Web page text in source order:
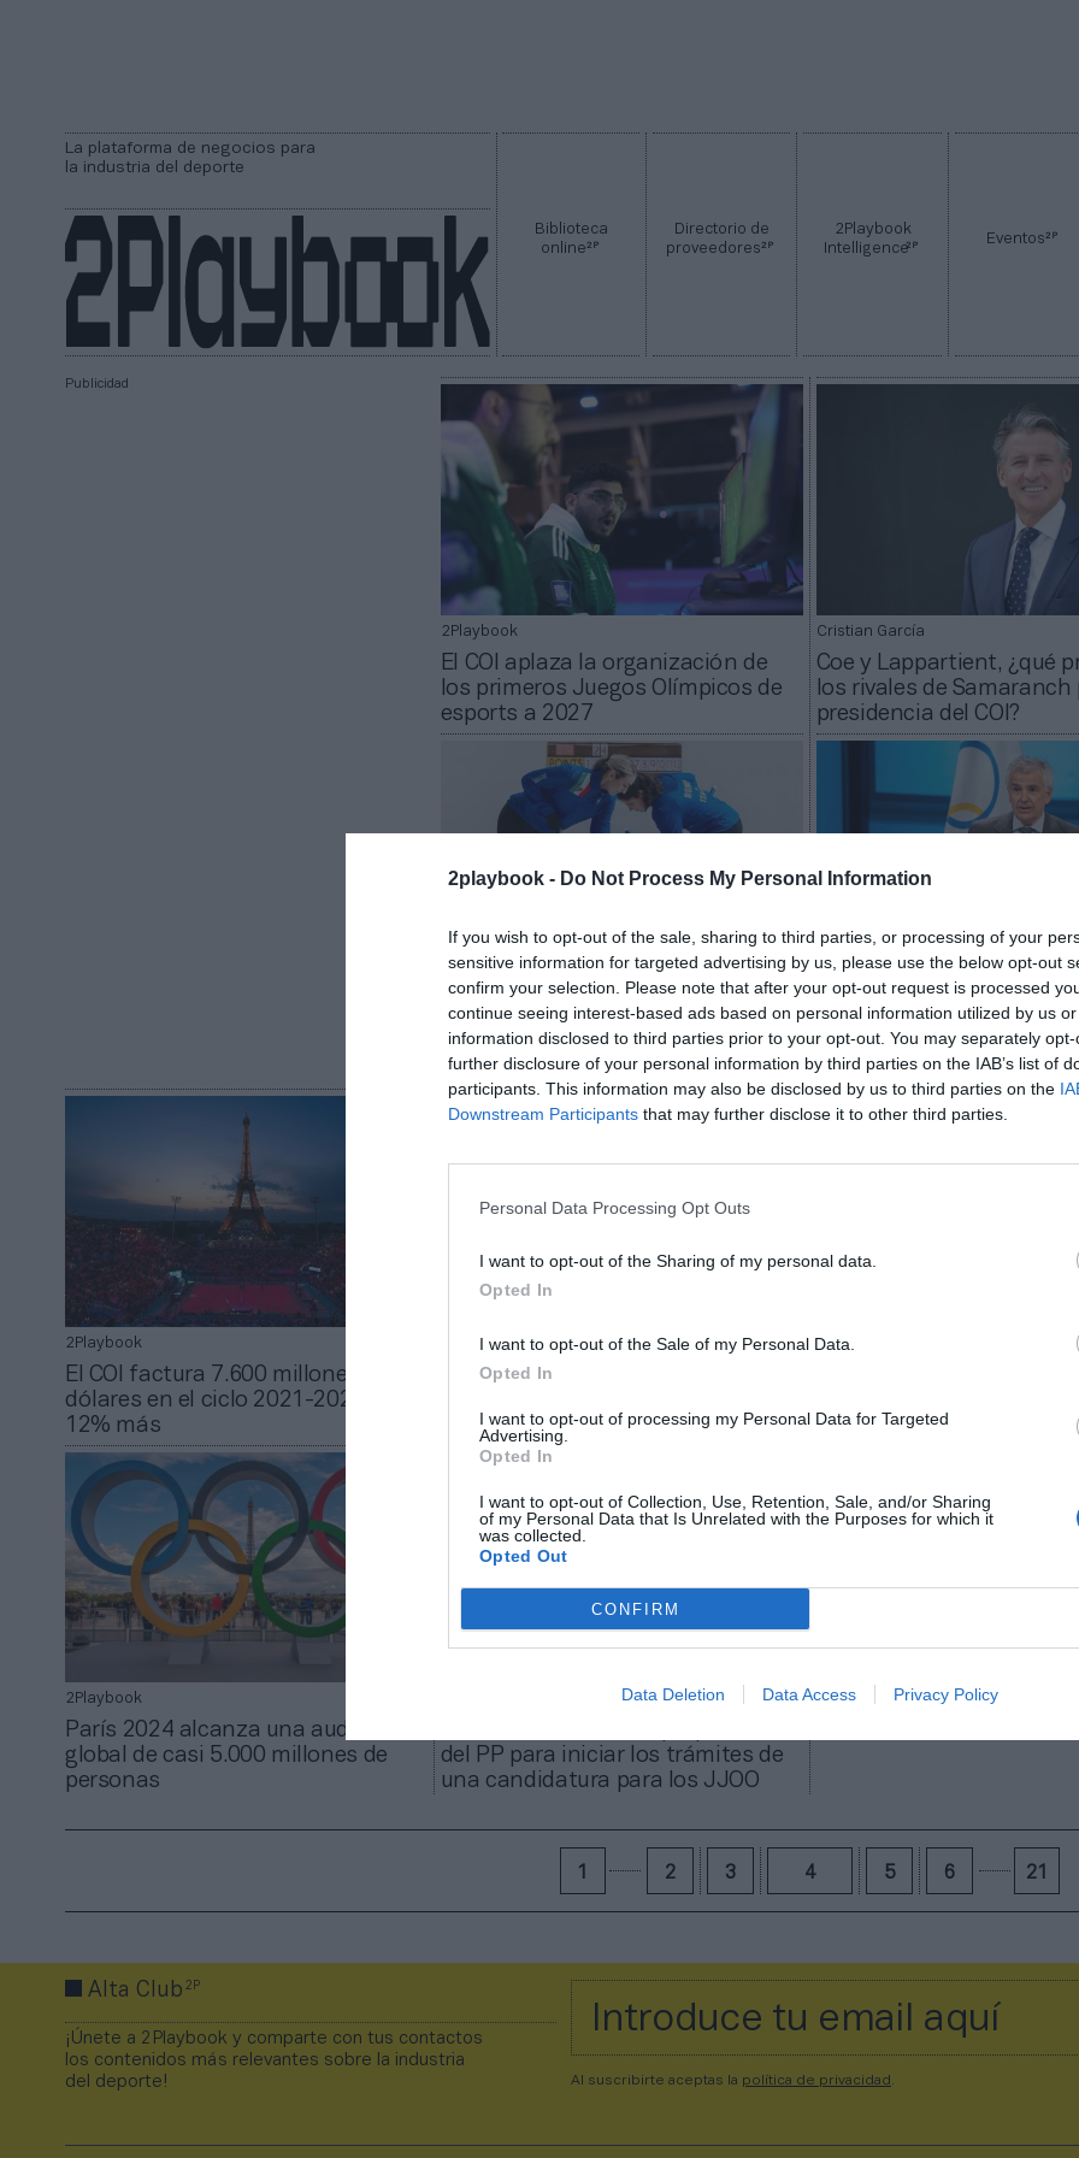
2playbook - Do Not Process My Personal Information
If you wish to opt-out of the sale, sharing to third parties, or processing of your
sensitive information for targeted advertising by us, please use the below opt-out
confirm your selection. Please note that after your opt-out request is processed
continue seeing interest-based ads based on personal information utilized by us
information disclosed to third parties prior to your opt-out. You may separately
further disclosure of your personal information by third parties on the IAB’s list of
participants. This information may also be disclosed by us to third parties on the
Downstream Participants that may further disclose it to other third parties.
Personal Data Processing Opt Outs
I want to opt-out of the Sharing of my personal data.
Opted In
I want to opt-out of the Sale of my Personal Data.
Opted In
I want to opt-out of processing my Personal Data for Targeted
Advertising.
Opted In
I want to opt-out of Collection, Use, Retention, Sale, and/or Sharing
of my Personal Data that Is Unrelated with the Purposes for which it
was collected.
Opted Out
CONFIRM
Data Deletion Data Access Privacy Policy
La plataforma de negocios para
la industria del deporte
Biblioteca
online2P
Directorio de
proveedores2P
2Playbook
Intelligence2P Eventos2P
Publicidad
2Playbook
El COI aplaza la organización de
los primeros Juegos Olímpicos de
esports a 2027
2Playbook
Activación Airbnb – Milano-Cortina
2026: alojarse y entrenar con el
equipo femenino de curling
Cristian García
Coe y Lappartient, ¿qué
los rivales de Samaranch
presidencia del COI?
Cristian García
Un fondo para invertir en
flexibilidad al atleta: el
Samaranch para presidir
2Playbook
El COI factura 7.600 millones de
dólares en el ciclo 2021-2024, un
12% más
2Playbook
París 2024 alcanza una audiencia
global de casi 5.000 millones de
personas
Juan Espinós
India formaliza su candidatura
verano de 2036
del PP para iniciar los trámites de
una candidatura para los JJOO
2 3 4 5 6 21
Alta Club2P
¡Únete a 2Playbook y comparte con tus contactos
los contenidos más relevantes sobre la industria
del deporte!
Al suscribirte aceptas la política de privacidad .